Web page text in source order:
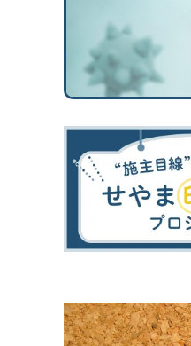
「工務
“ヤバい
間取りの
間取り
住宅業